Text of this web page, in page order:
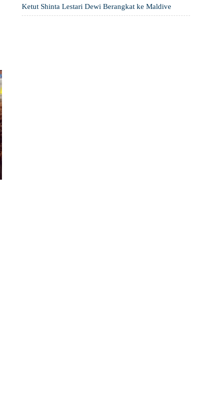
Ketut Shinta Lestari Dewi Berangkat ke Maldive